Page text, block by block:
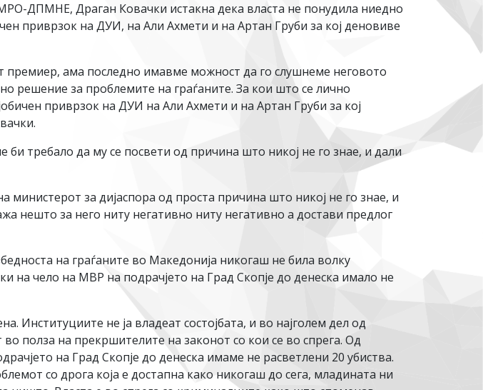
ДПМНЕ, Драган Ковачки истакна дека власта не понудила ниедно
приврзок на ДУИ, на Али Ахмети и на Артан Груби за кој деновиве
премиер, ама последно имавме можност да го слушнеме неговото
решение за проблемите на граѓаните. За кои што се лично
приврзок на ДУИ на Али Ахмети и на Артан Груби за кој
би требало да му се посвети од причина што никој не го знае, и дали
министерот за дијаспора од проста причина што никој не го знае, и
нешто за него ниту негативно ниту негативно а достави предлог
на граѓаните во Македонија никогаш не била волку
на чело на МВР на подрачјето на Град Скопје до денеска имало не
Институциите не ја владеат состојбата, и во најголем дел од
полза на прекршителите на законот со кои се во спрега. Од
на Град Скопје до денеска имаме не расветлени 20 убиства.
со дрога која е достапна како никогаш до сега, младината ни